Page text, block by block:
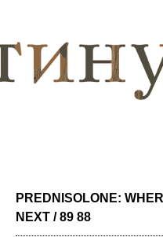
PREDNISOLONE:
NEXT / 89 88